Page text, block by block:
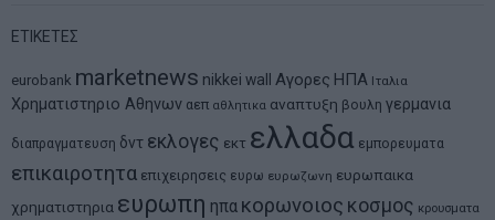
ΕΤΙΚΕΤΕΣ
eurobank marketnews nikkei wall Αγορες ΗΠΑ Ιταλια
Χρηματιστηριο Αθηνων αεπ αθλητικα αναπτυξη βουλη γερμανια
διαπραγματευση δντ εκλογες εκτ ελλαδα εμπορευματα
επικαιροτητα επιχειρησεις ευρω ευρωζωνη ευρωπαικα
χρηματιστηρια ευρωπη ηπα κορωνοιος κοσμος κρουσματα